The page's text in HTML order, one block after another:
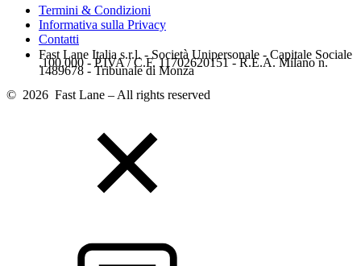
Termini & Condizioni
Informativa sulla Privacy
Contatti
Fast Lane Italia s.r.l. - Società Unipersonale - Capitale Sociale
.100.000 - P.IVA / C.F. 11702620151 - R.E.A. Milano n.
1489678 - Tribunale di Monza
© 2026 Fast Lane – All rights reserved